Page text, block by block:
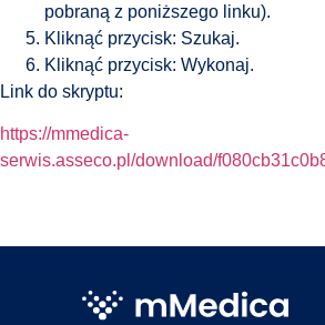
pobraną z poniższego linku).
Kliknąć przycisk: Szukaj.
Kliknąć przycisk: Wykonaj.
Link do skryptu:
https://mmedica-
serwis.asseco.pl/download/